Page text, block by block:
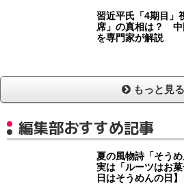
習近平氏「4期目
席」の真相は？ 中
を専門家が解説
もっと見る
編集部おすすめ記事
夏の風物詩「そう
実は「ルーツはお
日はそうめんの日】